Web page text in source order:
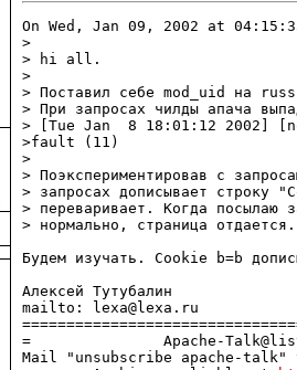
On Wed, Jan 09, 2002 at
>
> hi all.
>
> Поставил себе mod_uid на
> При запросах чилды апача
> [Tue Jan  8 18:01:12 2002]
>fault (11)
>
> Поэкспериментировав с
> запросах дописывает строку
> переваривает. Когда посылаю
> нормально, страница отдается.
Будем изучать. Cookie b=b
Алексей Тутубалин
mailto: lexa@lexa.ru
=               Apache-
Mail "unsubscribe apache-